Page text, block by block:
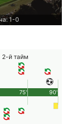
1-0
2-й тайм
90'
75'